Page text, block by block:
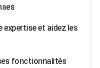
et aidez les
fonctionnalités